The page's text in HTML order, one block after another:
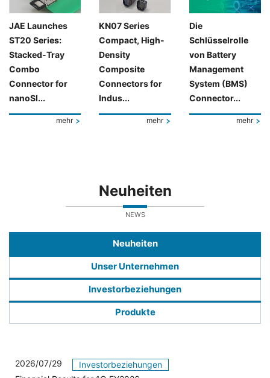
JAE Launches
ST20 Series:
Stacked-Tray
Combo
Connector for
nanoSI...
mehr
KN07 Series
Compact, High-
Density
Composite
Connectors for
Indus...
mehr
Die
Schlüsselrolle
von Battery
Management
System (BMS)
Connector...
mehr
Neuheiten
NEWS
Neuheiten
Unser Unternehmen
Investorbeziehungen
Produkte
2026/07/29
Investorbeziehungen